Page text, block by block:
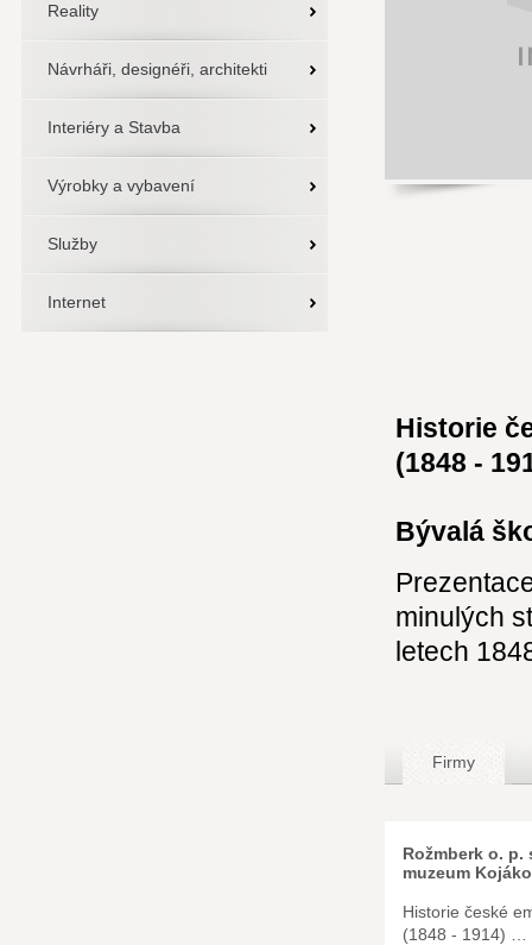
Reality
Návrháři, designéři, architekti
Interiéry a Stavba
Výrobky a vybavení
Služby
Internet
Historie
(1848 -
Bývalá
minulých
letech
Firmy
Rožmberk o. p.
muzeum
Historie české
(1848 - 1914) …